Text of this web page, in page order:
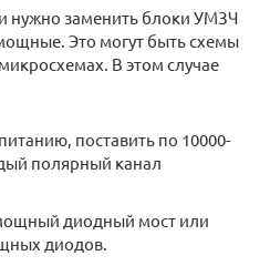
нужно заменить блоки УМЗЧ
Это могут быть схемы
В этом случае
поставить по 10000-
полярный канал
диодный мост или
диодов.